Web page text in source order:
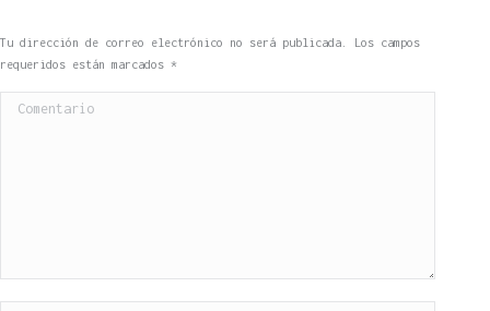
Tu dirección de correo electrónico no será publicada. Los campos
requeridos están marcados *
Comentario